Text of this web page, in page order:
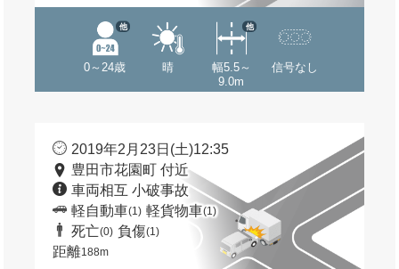
0～24歳
他
晴
幅5.5～
9.0m
他
信号なし
2019年2月23日(土)12:35
豊田市花園町 付近
車両相互 小破事故
軽自動車(1) 軽貨物車(1)
死亡(0) 負傷(1)
距離188m